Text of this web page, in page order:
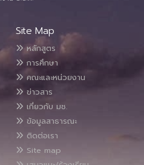
Site Map
หลักสูตร
การศึกษา
คณะและหน่วยงาน
ข่าวสาร
เกี่ยวกับ มช.
ข้อมูลสาธารณะ
ติดต่อเรา
Site map